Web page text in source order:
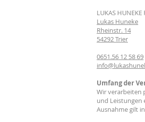
LUKAS HUNEKE
Lukas Huneke
Rheinstr. 14
54292 Trier
0651.56 12 58 69
Umfang der
Wir verarbeiten
und Leistungen
Ausnahme gilt